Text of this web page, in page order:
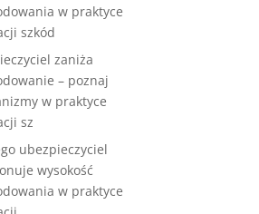
w praktyce
szkód
zaniża
– poznaj
w praktyce
sz
ubezpieczyciel
wysokość
w praktyce